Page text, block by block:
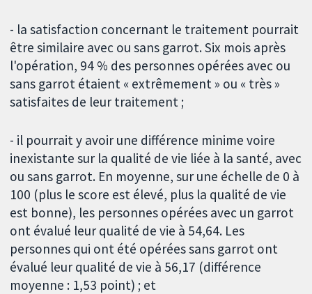
- la satisfaction concernant le traitement pourrait
être similaire avec ou sans garrot. Six mois après
l'opération, 94 % des personnes opérées avec ou
sans garrot étaient « extrêmement » ou « très »
satisfaites de leur traitement ;
- il pourrait y avoir une différence minime voire
inexistante sur la qualité de vie liée à la santé, avec
ou sans garrot. En moyenne, sur une échelle de 0 à
100 (plus le score est élevé, plus la qualité de vie
est bonne), les personnes opérées avec un garrot
ont évalué leur qualité de vie à 54,64. Les
personnes qui ont été opérées sans garrot ont
évalué leur qualité de vie à 56,17 (différence
moyenne : 1,53 point) ; et